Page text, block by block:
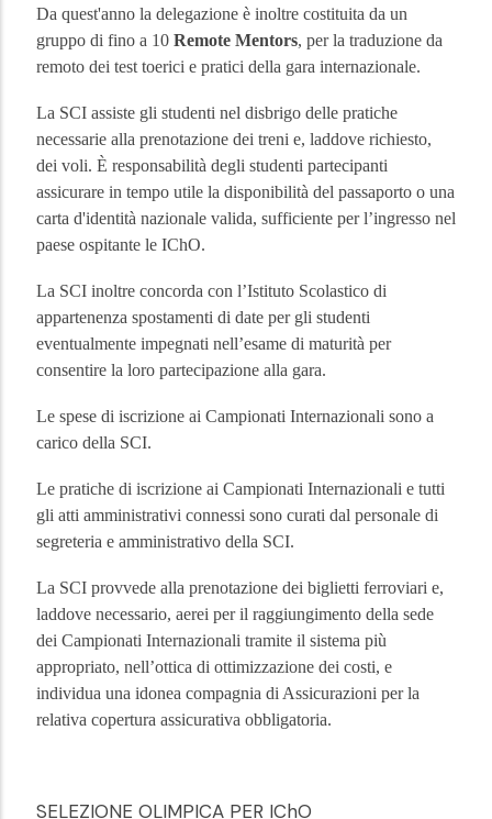
Da quest'anno la delegazione è inoltre costituita da un
gruppo di fino a 10 Remote Mentors, per la traduzione da
remoto dei test toerici e pratici della gara internazionale.
La SCI assiste gli studenti nel disbrigo delle pratiche
necessarie alla prenotazione dei treni e, laddove richiesto,
dei voli. È responsabilità degli studenti partecipanti
assicurare in tempo utile la disponibilità del passaporto o una
carta d'identità nazionale valida, sufficiente per l’ingresso nel
paese ospitante le IChO.
La SCI inoltre concorda con l’Istituto Scolastico di
appartenenza spostamenti di date per gli studenti
eventualmente impegnati nell’esame di maturità per
consentire la loro partecipazione alla gara.
Le spese di iscrizione ai Campionati Internazionali sono a
carico della SCI.
Le pratiche di iscrizione ai Campionati Internazionali e tutti
gli atti amministrativi connessi sono curati dal personale di
segreteria e amministrativo della SCI.
La SCI provvede alla prenotazione dei biglietti ferroviari e,
laddove necessario, aerei per il raggiungimento della sede
dei Campionati Internazionali tramite il sistema più
appropriato, nell’ottica di ottimizzazione dei costi, e
individua una idonea compagnia di Assicurazioni per la
relativa copertura assicurativa obbligatoria.
SELEZIONE OLIMPICA PER IChO